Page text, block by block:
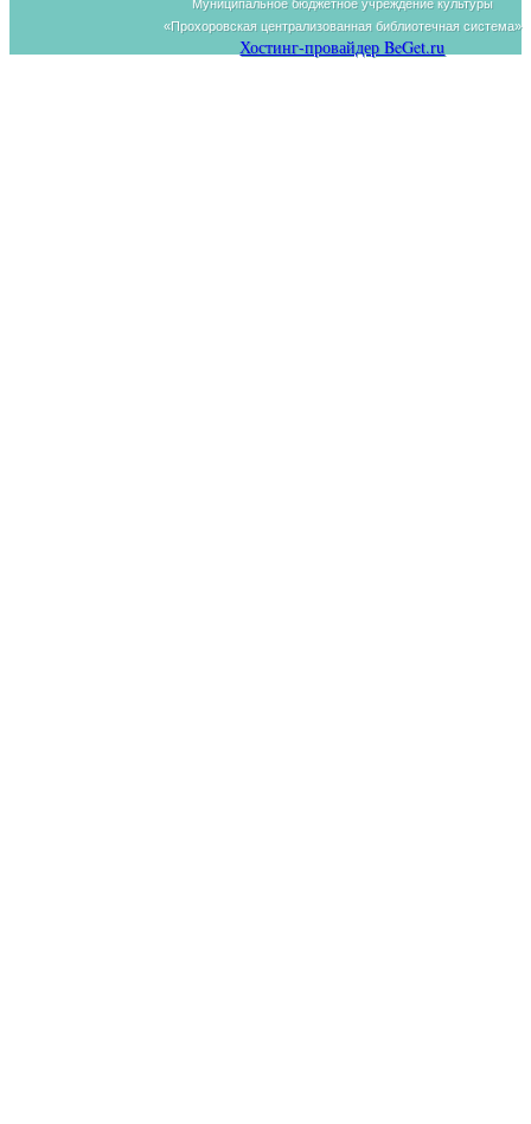
Муниципальное бюджетное учреждение культуры
«Прохоровская централизованная библиотечная система»
Хостинг-провайдер BeGet.ru